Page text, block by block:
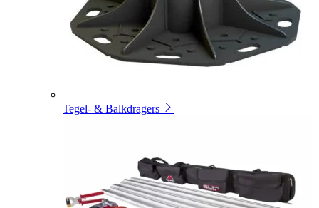
Tegel- & Balkdragers